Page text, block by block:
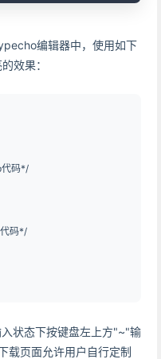
编辑器中，使用如下
效果：
代码*/
码*/
状态下按键盘左上方"~"输
载页面允许用户自行定制